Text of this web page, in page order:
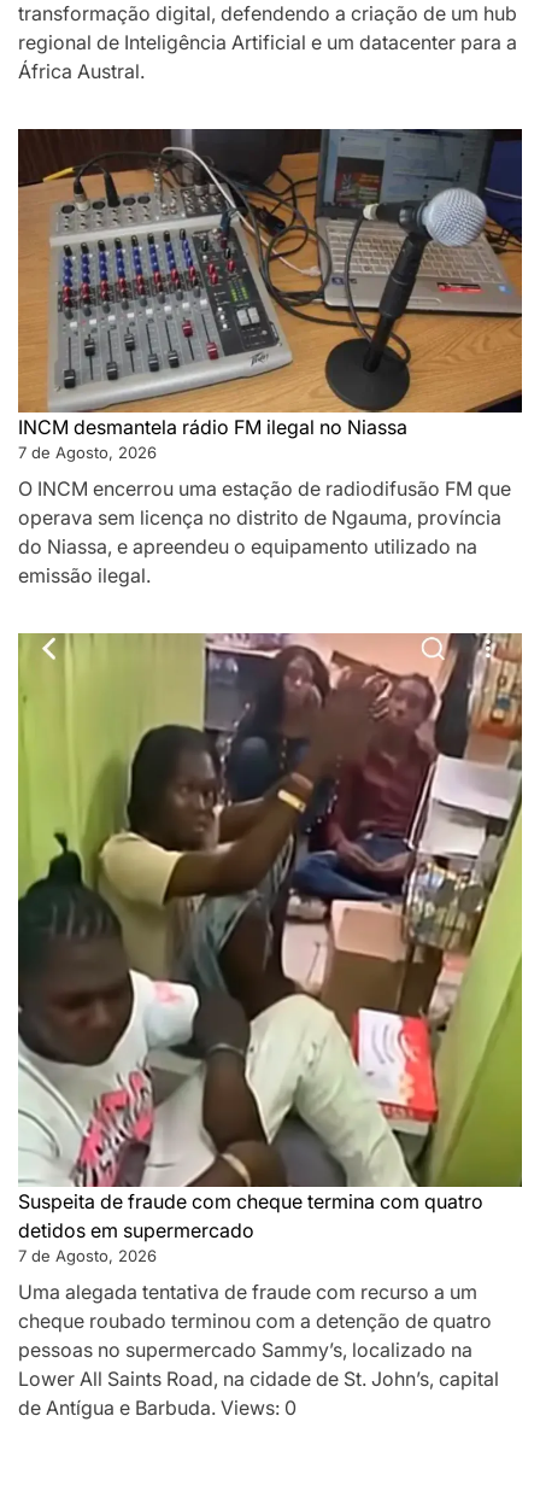
transformação digital, defendendo a criação de um hub
regional de Inteligência Artificial e um datacenter para a
África Austral.
INCM desmantela rádio FM ilegal no Niassa
7 de Agosto, 2026
O INCM encerrou uma estação de radiodifusão FM que
operava sem licença no distrito de Ngauma, província
do Niassa, e apreendeu o equipamento utilizado na
emissão ilegal.
Suspeita de fraude com cheque termina com quatro
detidos em supermercado
7 de Agosto, 2026
Uma alegada tentativa de fraude com recurso a um
cheque roubado terminou com a detenção de quatro
pessoas no supermercado Sammy’s, localizado na
Lower All Saints Road, na cidade de St. John’s, capital
de Antígua e Barbuda. Views: 0